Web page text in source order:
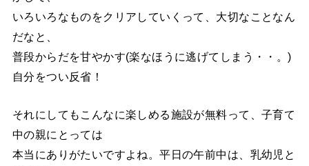
いろいろなものをクリアしていくって、大切なことなん
だなと、
普段からだを甘やかす(楽なほうに逃げてしまう・・。)
自分をつい反省！
それにしてもこんなに楽しめる施設が無料って、子育て
中の親にとっては
本当にありがたいですよね。平日の午前中は、乳幼児と